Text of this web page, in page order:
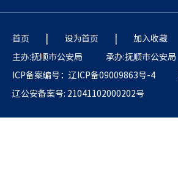
首页 | 设为首页 |
加入收藏
主办:抚顺市公安局
承办:抚顺市公安局
ICP备案编号：辽ICP备09009863号-4
辽公安备案号: 21041102000202号